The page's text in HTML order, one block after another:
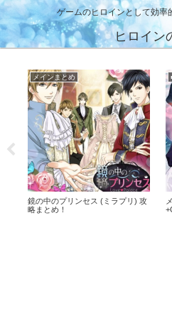
ゲームのヒロインとして効率
ヒロイン
メインまとめ
イケメン王子 攻略まとめ！イケプ
リ！